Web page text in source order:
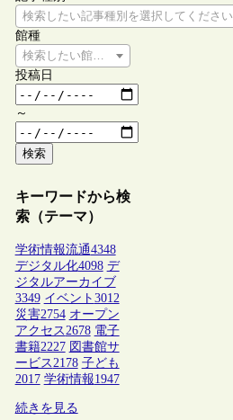
検索したい記事種別を選択してください
館種
検索したい館種を選択してください
投稿日
～
検索
キーワードから検
索（テーマ）
学術情報流通4348
デジタル化4098 デ
ジタルアーカイブ
3349 イベント 3012
災害2754 オープン
アクセス 2678 電子
書籍2227 図書館サ
ービス 2178 子ども
2017 学術情報1947
続きを見る